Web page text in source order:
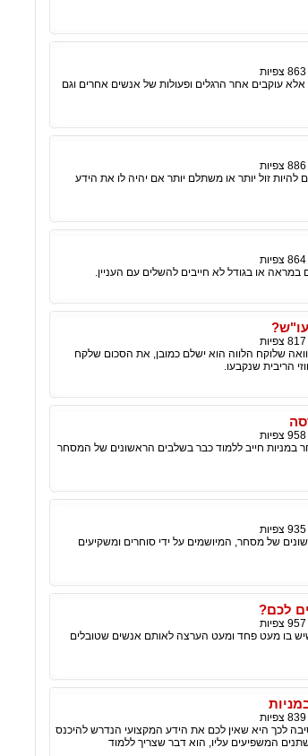
863 צפיות
עוקבים אחר הרגלים ופעולות של אנשים אחרים וגם
886 צפיות
להיות זול יותר או משתלם יותר אם יהיה לו את הידע
864 צפיות
או בגודל לא חייבים להשלים עם העניין.
817 צפיות
שלוקח הלווה הוא ישלם כמובן, את הסכום שלקח
הריבית שנקבעו.
958 צפיות
חייב ללמוד כבר בשלבים הראשונים של המסחר
935 צפיות
של מסחר, המיושמים על ידי סוחרים ומשקיעים
957 צפיות
בו מעט פחד ומעט הערצה לאותם אנשים שטובלים
839 צפיות
לכך היא שאין לכם את הידע המקצועי הנדרש להיכנס
המשפיעים עליו, הוא דבר שצריך ללמוד